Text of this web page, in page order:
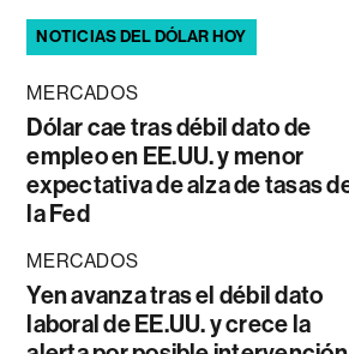
NOTICIAS DEL DÓLAR HOY
MERCADOS
Dólar cae tras débil dato de
empleo en EE.UU. y menor
expectativa de alza de tasas
la Fed
MERCADOS
Yen avanza tras el débil dato
laboral de EE.UU. y crece la